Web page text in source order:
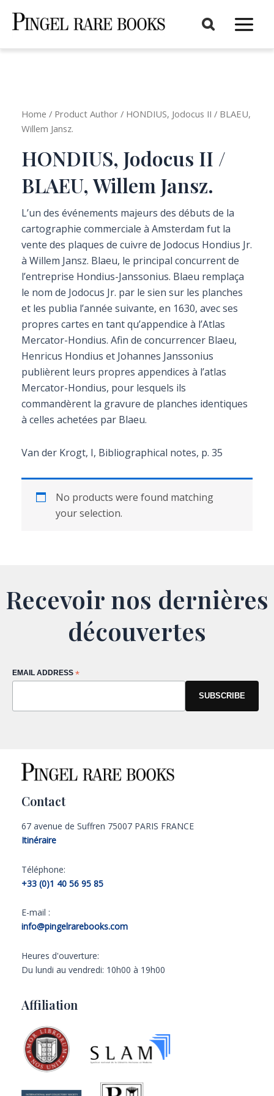
Main
Home / Product Author / HONDIUS, Jodocus II / BLAEU,
Willem Jansz.
HONDIUS, Jodocus II /
BLAEU, Willem Jansz.
L’un des événements majeurs des débuts de la
cartographie commerciale à Amsterdam fut la
vente des plaques de cuivre de Jodocus Hondius Jr.
à Willem Jansz. Blaeu, le principal concurrent de
l’entreprise Hondius-Janssonius. Blaeu remplaça
le nom de Jodocus Jr. par le sien sur les planches
et les publia l’année suivante, en 1630, avec ses
propres cartes en tant qu’appendice à l’Atlas
Mercator-Hondius. Afin de concurrencer Blaeu,
Henricus Hondius et Johannes Janssonius
publièrent leurs propres appendices à l’atlas
Mercator-Hondius, pour lesquels ils
commandèrent la gravure de planches identiques
à celles achetées par Blaeu.
Van der Krogt, I, Bibliographical notes, p. 35
No products were found matching
your selection.
Recevoir nos dernières
découvertes
EMAIL ADDRESS *
Contact
67 avenue de Suffren 75007 PARIS FRANCE
Itinéraire
Téléphone:
+33 (0)1 40 56 95 85
E-mail :
info@pingelrarebooks.com
Heures d'ouverture:
Du lundi au vendredi: 10h00 à 19h00
Affiliation